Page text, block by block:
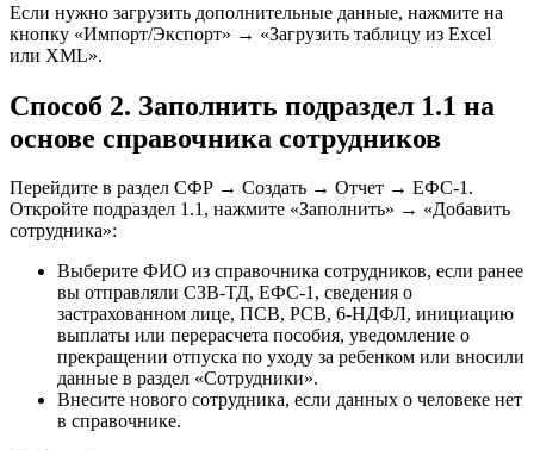
Если нужно загрузить дополнительные данные, нажмите на
кнопку «Импорт/Экспорт» → «Загрузить таблицу из Excel
или XML».
Способ 2. Заполнить подраздел 1.1 на
основе справочника сотрудников
Перейдите в раздел СФР → Создать → Отчет → ЕФС-1.
Откройте подраздел 1.1, нажмите «Заполнить» → «Добавить
сотрудника»:
Выберите ФИО из справочника сотрудников, если ранее
вы отправляли СЗВ-ТД, ЕФС-1, сведения о
застрахованном лице, ПСВ, РСВ, 6-НДФЛ, инициацию
выплаты или перерасчета пособия, уведомление о
прекращении отпуска по уходу за ребенком или вносили
данные в раздел «Сотрудники».
Внесите нового сотрудника, если данных о человеке нет
в справочнике.